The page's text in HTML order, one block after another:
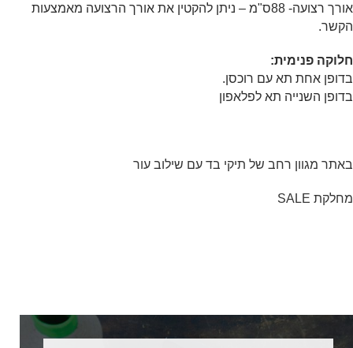
אורך רצועה- 88ס"מ – ניתן להקטין את אורך הרצועה מאמצעות
הקשר.
חלוקה פנימית:
בדופן אחת תא עם רוכסן.
בדופן השנייה תא לפלאפון
באתר מגוון רחב של תיקי בד עם שילוב עור
מחלקת SALE